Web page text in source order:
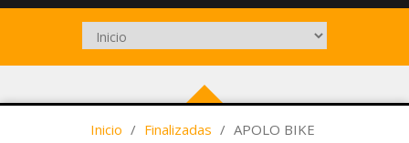
Inicio / Finalizadas / APOLO BIKE